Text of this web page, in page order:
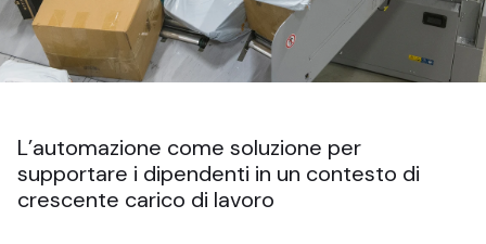
L’automazione come soluzione per
supportare i dipendenti in un contesto di
crescente carico di lavoro